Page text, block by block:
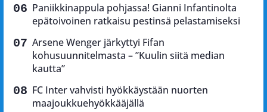
Paniikkinappula pohjassa! Gianni Infantinolta
epätoivoinen ratkaisu pestinsä pelastamiseksi
Arsene Wenger järkyttyi Fifan
kohusuunnitelmasta – ”Kuulin siitä median
kautta”
FC Inter vahvisti hyökkäystään nuorten
maajoukkuehyökkääjällä